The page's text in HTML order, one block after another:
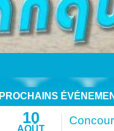
PROCHAINS
10
AOÛT